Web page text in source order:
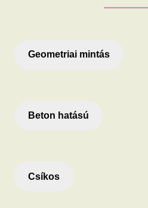
Geometriai mintás
Beton hatású
Csíkos